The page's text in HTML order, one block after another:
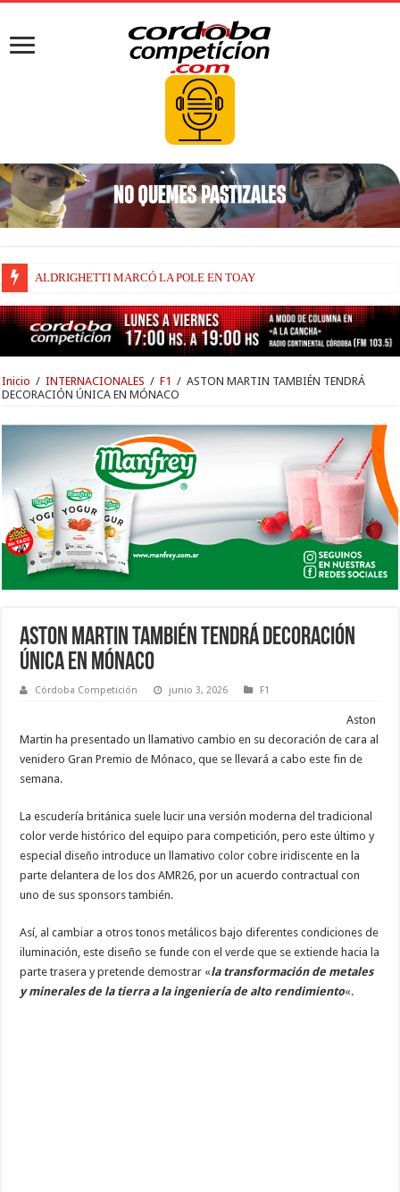
ALDRIGHETTI MARCÓ LA POLE EN TOAY
Inicio / INTERNACIONALES / F1 / ASTON MARTIN TAMBIÉN TENDRÁ
DECORACIÓN ÚNICA EN MÓNACO
ASTON MARTIN TAMBIÉN TENDRÁ DECORACIÓN
ÚNICA EN MÓNACO
Córdoba Competición junio 3, 2026 F1
Aston
Martin ha presentado un llamativo cambio en su decoración de cara al
venidero Gran Premio de Mónaco, que se llevará a cabo este fin de
semana.
La escudería británica suele lucir una versión moderna del tradicional
color verde histórico del equipo para competición, pero este último y
especial diseño introduce un llamativo color cobre iridiscente en la
parte delantera de los dos AMR26, por un acuerdo contractual con
uno de sus sponsors también.
Así, al cambiar a otros tonos metálicos bajo diferentes condiciones de
iluminación, este diseño se funde con el verde que se extiende hacia la
parte trasera y pretende demostrar «la transformación de metales
y minerales de la tierra a la ingeniería de alto rendimiento«.